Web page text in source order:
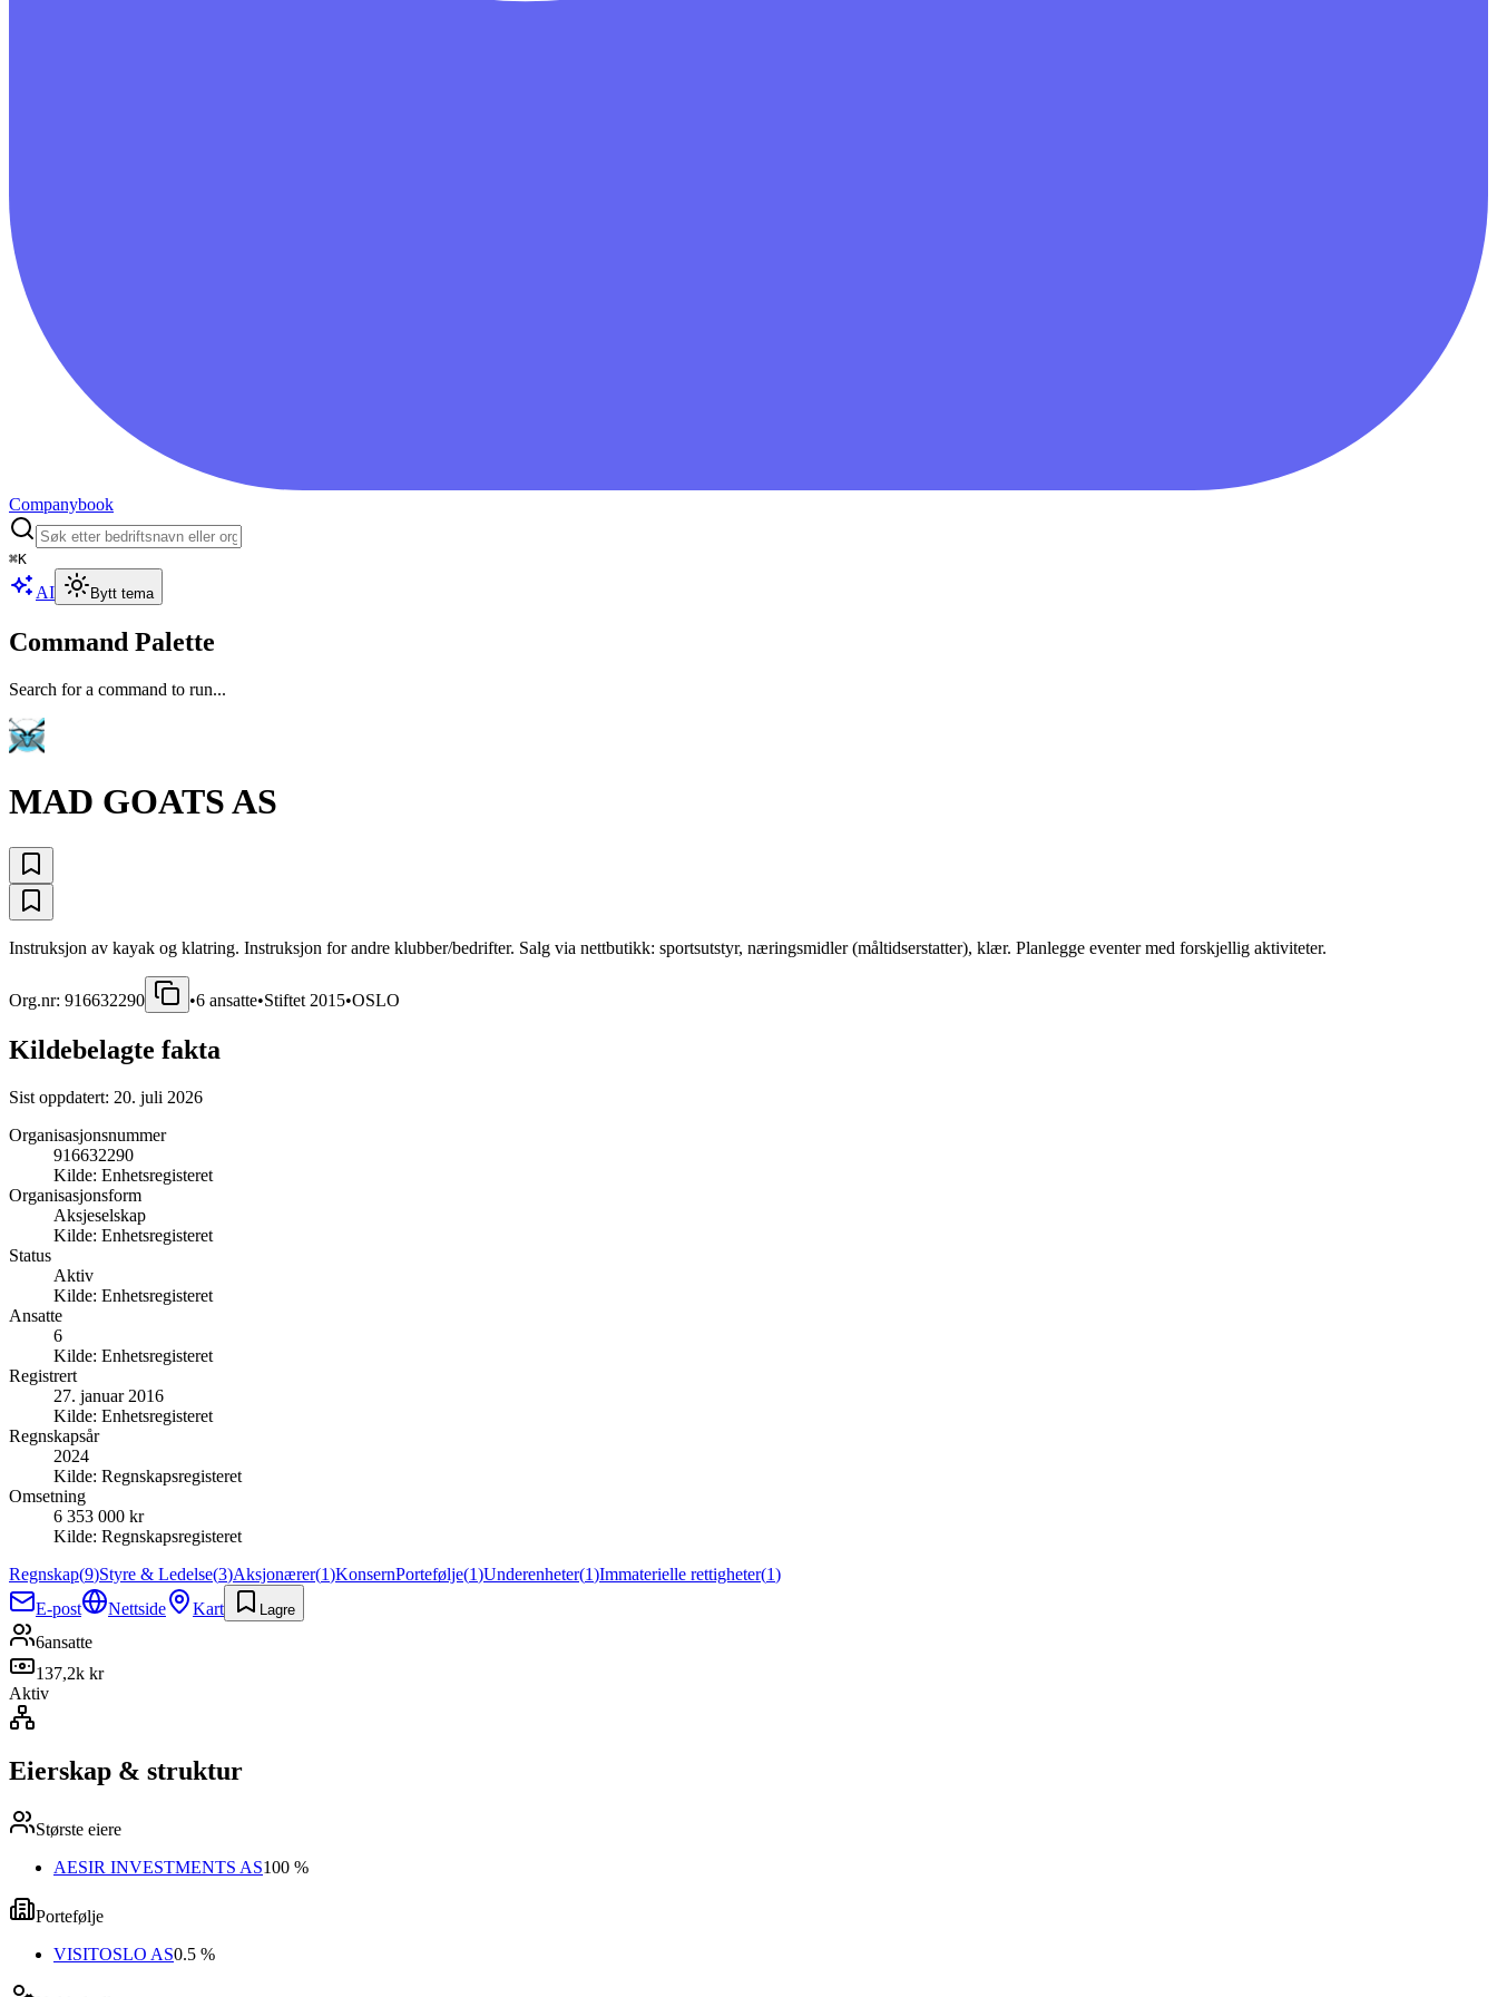
Companybook
⌘K
AI Bytt tema
Command Palette
Search for a command to run...
MAD GOATS AS
Instruksjon av kayak og klatring. Instruksjon for andre klubber/bedrifter. Salg via nettbutikk: sportsutstyr, næringsmidler (måltidserstatter), klær. Planlegge eventer med forskjellig aktiviteter.
Org.nr: 916632290 •6 ansatte•Stiftet 2015•OSLO
Kildebelagte fakta
Sist oppdatert: 20. juli 2026
Organisasjonsnummer
916632290
Kilde: Enhetsregisteret
Organisasjonsform
Aksjeselskap
Kilde: Enhetsregisteret
Status
Aktiv
Kilde: Enhetsregisteret
Ansatte
6
Kilde: Enhetsregisteret
Registrert
27. januar 2016
Kilde: Enhetsregisteret
Regnskapsår
2024
Kilde: Regnskapsregisteret
Omsetning
6 353 000 kr
Kilde: Regnskapsregisteret
Regnskap(9)Styre & Ledelse(3)Aksjonærer(1)KonsernPortefølje(1)Underenheter(1)Immaterielle rettigheter(1)
E-post
Nettside Kart Lagre
6ansatte
137,2k kr
Aktiv
Eierskap & struktur
Største eiere
AESIR INVESTMENTS AS100 %
Portefølje
VISITOSLO AS0.5 %